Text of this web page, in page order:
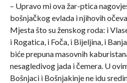
– Upravo mi ova žar-ptica
bošnjačkog evlada i njihovih
Mjesta što su ženskog roda: i
i Rogatica, i Foča, i Bijeljina, i
biće prepuna masovnih
nesagledivog jada i čemera. U
Bošnjaci i Bošnjakinje ne idu